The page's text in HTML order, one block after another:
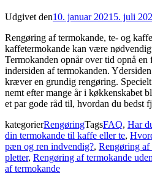
Udgivet den10. januar 20215. juli
Rengøring af termokande, te- og
kaffetermokande kan være
Termokanden opnår over tid opnå en
indersiden af termokanden.
kræver en grundig rengøring.
nemt efter mange år i køkkenskabet
et par gode råd til, hvordan du bedst
kategorierRengøringTagsFAQ, Har
din termokande til kaffe eller te,
pæn og ren indvendig?, Rengøring af
pletter, Rengøring af termokande
af termokande